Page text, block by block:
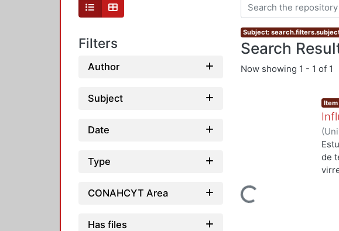
Filters
Author
Subject
Date
Type
CONAHCYT Area
Has files
Subject:
Search
Now showing 1 - 1 of 1
Loading...
Item
(
de